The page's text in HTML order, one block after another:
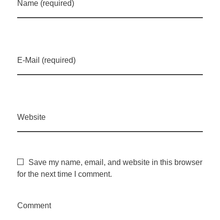
i
e
E
n
r
Name (required)
E-Mail (required)
Website
Save my name, email, and website in this browser
for the next time I comment.
Comment